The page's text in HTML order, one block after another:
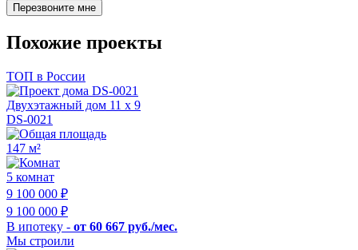
Перезвоните мне
Похожие проекты
ТОП в России
Двухэтажный дом 11 х 9
DS-0021
147 м²
5 комнат
9 100 000 ₽
9 100 000 ₽
В ипотеку - от 60 667 руб./мес.
Мы строили